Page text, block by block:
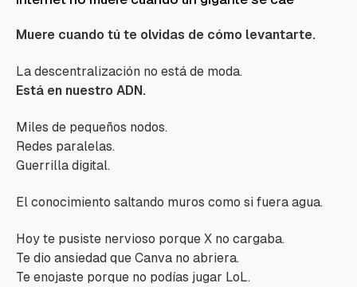
Muere cuando tú te olvidas de cómo levantarte.
La descentralización no está de moda.
Está en nuestro ADN.
Miles de pequeños nodos.
Redes paralelas.
Guerrilla digital.
El conocimiento saltando muros como si fuera agua.
Hoy te pusiste nervioso porque X no cargaba.
Te dio ansiedad que Canva no abriera.
Te enojaste porque no podías jugar LoL.